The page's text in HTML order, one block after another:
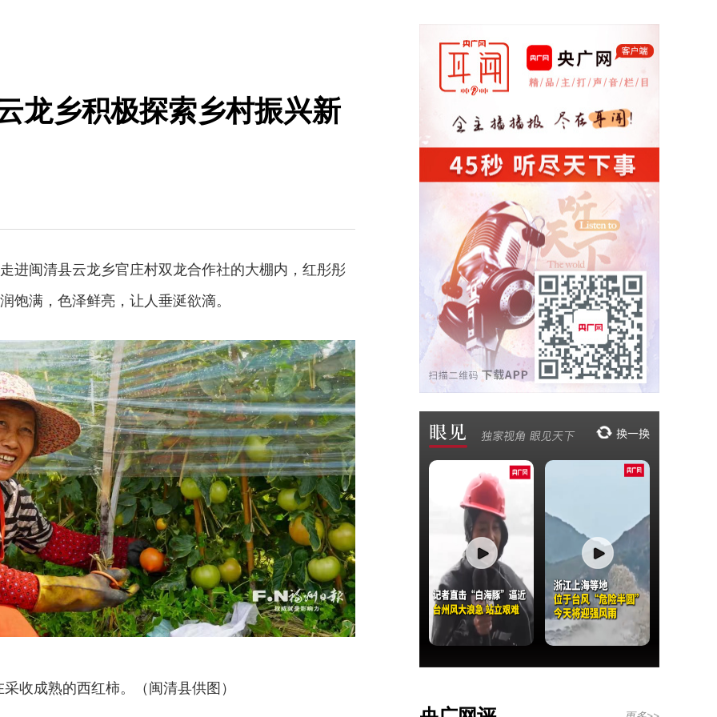
龙乡积极探索乡村振兴新
进闽清县云龙乡官庄村双龙合作社的大棚内，红彤彤
饱满，色泽鲜亮，让人垂涎欲滴。
收成熟的西红柿。（闽清县供图）